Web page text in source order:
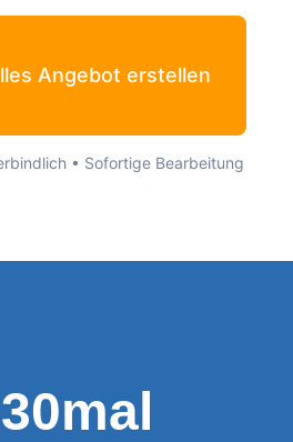
Angebot erstellen
• Sofortige Bearbeitung